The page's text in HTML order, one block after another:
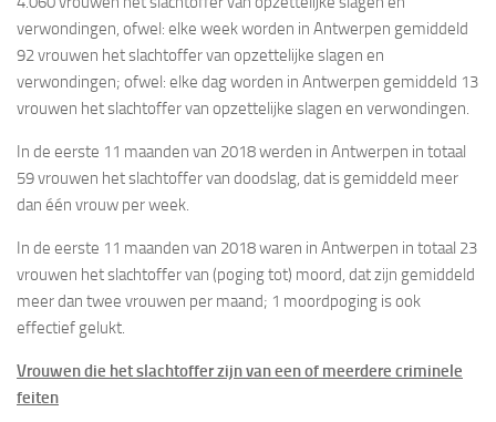
verwondingen, ofwel: elke week worden in Antwerpen gemiddeld
92 vrouwen het slachtoffer van opzettelijke slagen en
verwondingen; ofwel: elke dag worden in Antwerpen gemiddeld 13
vrouwen het slachtoffer van opzettelijke slagen en verwondingen.
In de eerste 11 maanden van 2018 werden in Antwerpen in totaal
59 vrouwen het slachtoffer van doodslag, dat is gemiddeld meer
dan één vrouw per week.
In de eerste 11 maanden van 2018 waren in Antwerpen in totaal 23
vrouwen het slachtoffer van (poging tot) moord, dat zijn gemiddeld
meer dan twee vrouwen per maand; 1 moordpoging is ook
effectief gelukt.
Vrouwen die het slachtoffer zijn van een of meerdere criminele
feiten